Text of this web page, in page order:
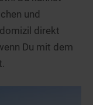
und
direkt
Du mit dem